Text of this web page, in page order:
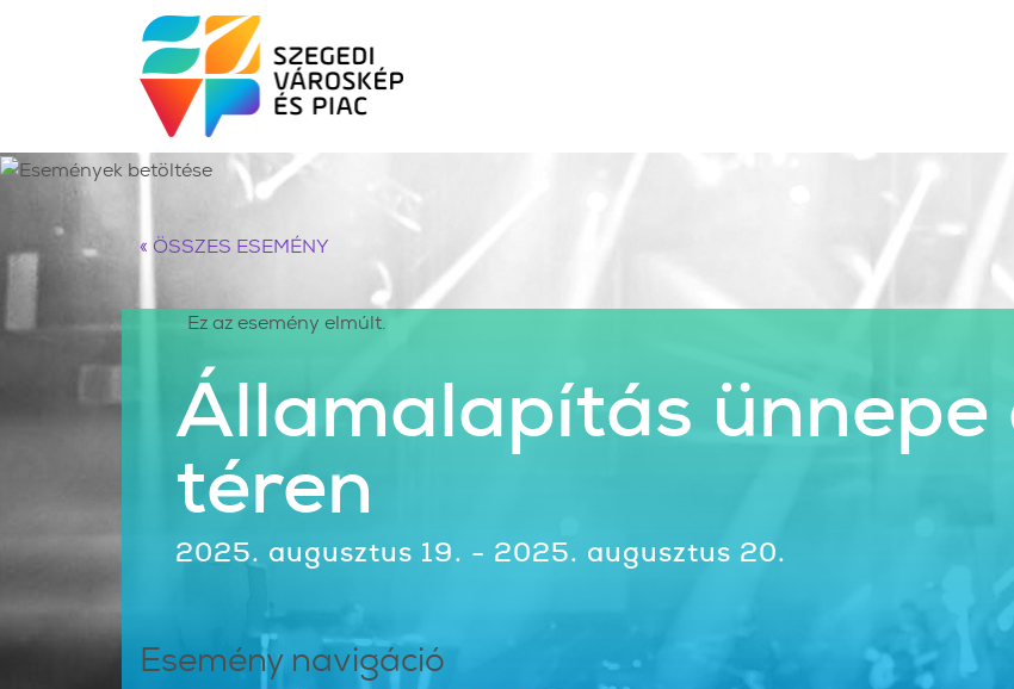
« ÖSSZES ESEMÉNY
Ez az esemény elmúlt.
Államalapítás ünnepe
téren
2025. augusztus 19. - 2025. augusztus 20.
Esemény navigáció